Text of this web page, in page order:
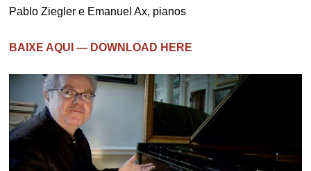
Pablo Ziegler e Emanuel Ax, pianos
BAIXE AQUI — DOWNLOAD HERE